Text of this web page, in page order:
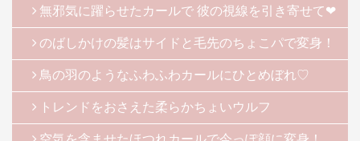
無邪気に躍らせたカールで 彼の視線を引き寄せて❤
のばしかけの髪はサイドと毛先のちょこパで変身！
鳥の羽のようなふわふわカールにひとめぼれ♡
トレンドをおさえた柔らかちょいウルフ